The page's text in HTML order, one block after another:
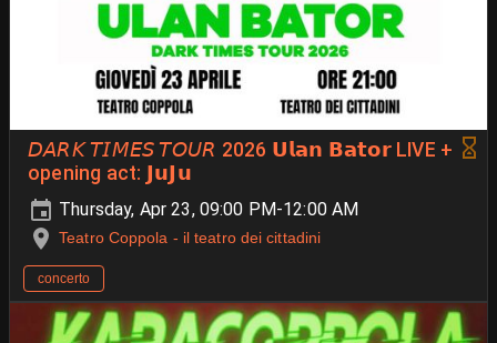
𝘋𝘈𝘙𝘒 𝘛𝘐𝘔𝘌𝘚 𝘛𝘖𝘜𝘙 2026 𝗨𝗹𝗮𝗻 𝗕𝗮𝘁𝗼𝗿 LIVE +
opening act: 𝗝𝘂𝗝𝘂
Thursday, Apr 23, 09:00 PM-12:00 AM
Teatro Coppola - il teatro dei cittadini
concerto